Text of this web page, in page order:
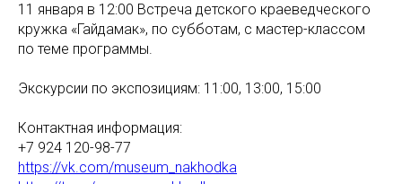
11 января в 12:00 Встреча детского краеведческого
кружка «Гайдамак», по субботам, с мастер-классом
по теме программы.
Экскурсии по экспозициям: 11:00, 13:00, 15:00
Контактная информация:
+7 924 120-98-77
https://vk.com/museum_nakhodka